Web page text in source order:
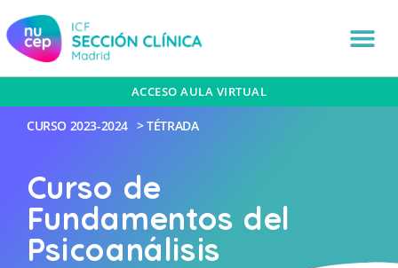
ACCESO AULA VIRTUAL
CURSO 2023-2024 >TÉTRADA
Curso de
Fundamentos del
Psicoanálisis